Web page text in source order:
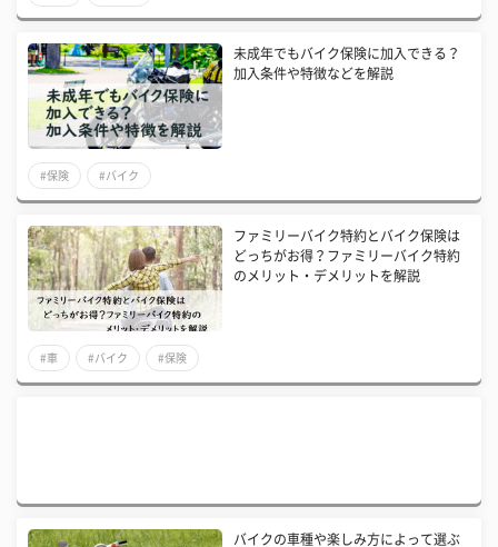
未成年でもバイク保険に加入できる？
加入条件や特徴などを解説
#保険 #バイク
ファミリーバイク特約とバイク保険は
どっちがお得？ファミリーバイク特約
のメリット・デメリットを解説
#車 #バイク #保険
バイクの車種や楽しみ方によって選ぶ